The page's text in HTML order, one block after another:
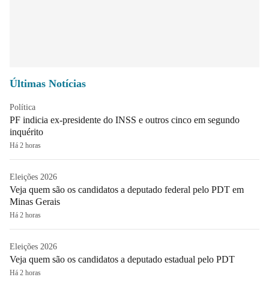
Últimas Notícias
Política
PF indicia ex-presidente do INSS e outros cinco em segundo
inquérito
Há 2 horas
Eleições 2026
Veja quem são os candidatos a deputado federal pelo PDT em
Minas Gerais
Há 2 horas
Eleições 2026
Veja quem são os candidatos a deputado estadual pelo PDT
Há 2 horas